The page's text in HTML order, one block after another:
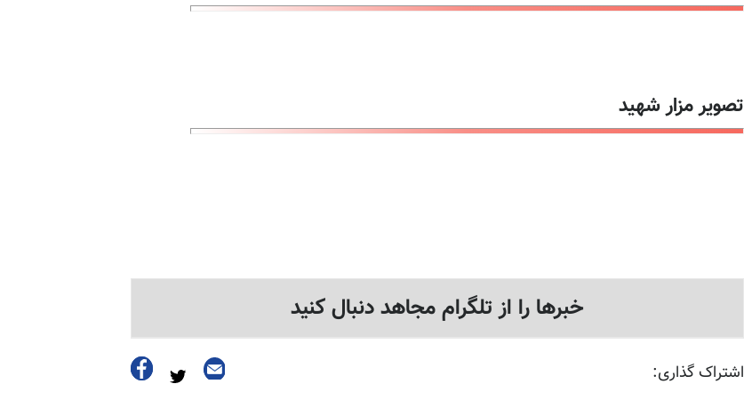
تصویر مزار شهید
خبرها را از تلگرام مجاهد دنبال کنید
اشتراک گذاری: